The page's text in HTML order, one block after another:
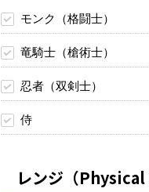
モンク（格闘士）
竜騎士（槍術士）
忍者（双剣士）
侍
レンジ（Physical